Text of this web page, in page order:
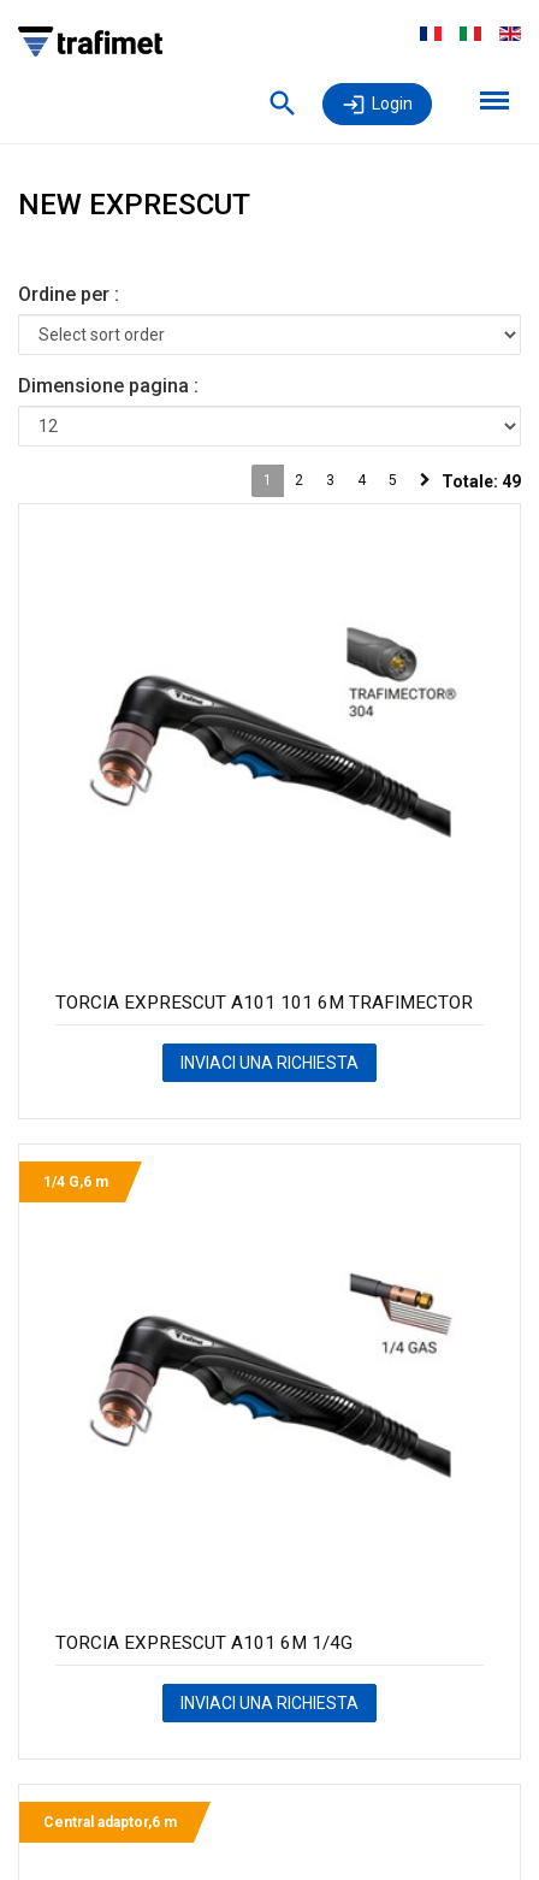
Login
NEW EXPRESCUT
Ordine per :
Dimensione pagina :
1 2 3 4 5 Totale: 49
TORCIA EXPRESCUT A101 101 6M TRAFIMECTOR
INVIACI UNA RICHIESTA
1/4 G,6 m
TORCIA EXPRESCUT A101 6M 1/4G
INVIACI UNA RICHIESTA
Central adaptor,6 m